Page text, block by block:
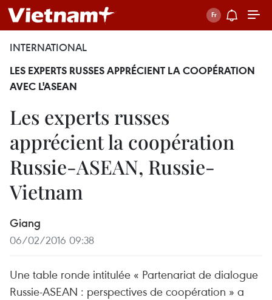
INTERNATIONAL
LES EXPERTS RUSSES APPRÉCIENT LA COOPÉRATION
AVEC L'ASEAN
Les experts russes
apprécient la coopération
Russie-ASEAN, Russie-
Vietnam
Giang
06/02/2016 09:38
Une table ronde intitulée « Partenariat de dialogue
Russie-ASEAN : perspectives de coopération » a